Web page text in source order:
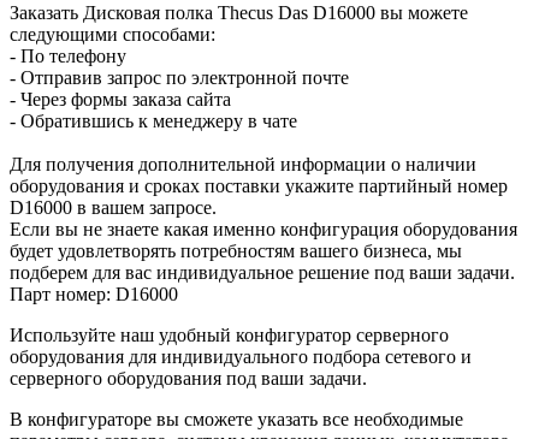
Заказать Дисковая полка Thecus Das D16000 вы можете
следующими способами:
- По телефону
- Отправив запрос по электронной почте
- Через формы заказа сайта
- Обратившись к менеджеру в чате
Для получения дополнительной информации о наличии
оборудования и сроках поставки укажите партийный номер
D16000 в вашем запросе.
Если вы не знаете какая именно конфигурация оборудования
будет удовлетворять потребностям вашего бизнеса, мы
подберем для вас индивидуальное решение под ваши задачи.
Парт номер: D16000
Используйте наш удобный конфигуратор серверного
оборудования для индивидуального подбора сетевого и
серверного оборудования под ваши задачи.
В конфигураторе вы сможете указать все необходимые